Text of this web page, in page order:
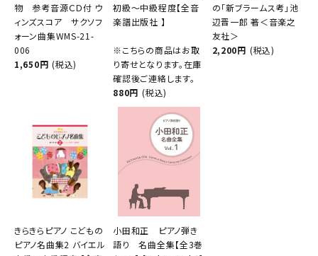
物 参考音源ＣＤ付 ウ
ィンズスコア サクソフ
ォーン曲集WMS-21-
006
1,650円 (税込)
初級～中級程度【全音
楽譜出版社 】
※こちらの商品はお取
り寄せとなります。在庫
確認後ご連絡します。
880円 (税込)
の「新ブラームス考」池
辺晋一郎 著＜音楽之
友社＞
2,200円 (税込)
きらきらピアノ こどもの
ピアノ名曲集2 バイエル
小田和正 ピアノ弾き
語り 名曲全集【全3巻